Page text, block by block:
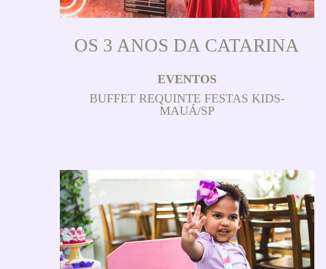
OS 3 ANOS DA CATARINA
EVENTOS
BUFFET REQUINTE FESTAS KIDS-
MAUÁ/SP